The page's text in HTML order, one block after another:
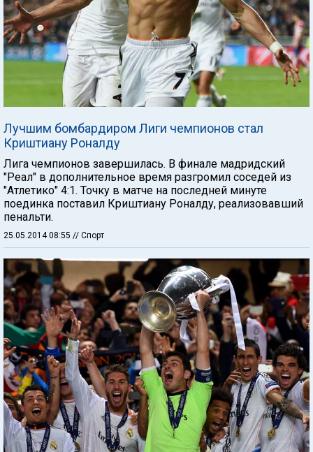
Лучшим бомбардиром Лиги чемпионов стал
Криштиану Роналду
Лига чемпионов завершилась. В финале мадридский
"Реал" в дополнительное время разгромил соседей из
"Атлетико" 4:1. Точку в матче на последней минуте
поединка поставил Криштиану Роналду, реализовавший
пенальти.
25.05.2014 08:55 // Спорт